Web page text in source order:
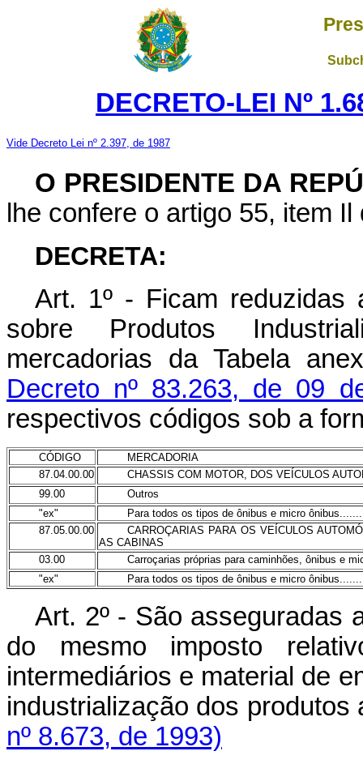
DECRETO-LEI Nº
Vide Decreto Lei nº 2.397, de 1987
O PRESIDENTE DA
lhe confere o artigo 55, item
DECRETA:
Art. 1º - Ficam
sobre Produtos
mercadorias da Tabela
Decreto nº 83.263, de 09
respectivos códigos sob a
CÓDIGO
MERCADORIA
87.04.00.00
CHASSIS COM MOTOR, DOS VEÍCULOS
99.00
Outros
"ex"
Para todos os tipos de ônibus e micro
87.05.00.00
CARROÇARIAS PARA OS VEÍCULOS
AS CABINAS
03.00
Carroçarias próprias para caminhões, ônibus e
"ex"
Para todos os tipos de ônibus e micro
Art. 2º - São asseguradas
do mesmo imposto
intermediários e material de
industrialização dos
nº 8.673, de 1993)